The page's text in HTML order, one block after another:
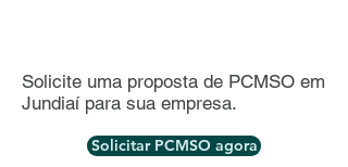
Solicite uma proposta de PCMSO em
Jundiaí para sua empresa.
Solicitar PCMSO agora